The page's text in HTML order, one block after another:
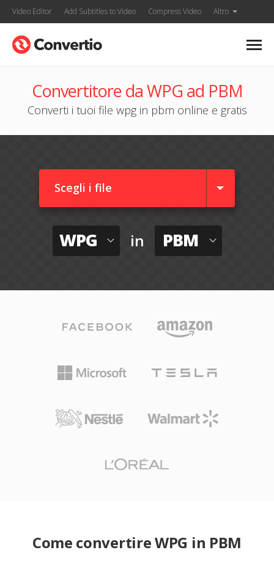
Video Editor Add Subtitles to Video Compress Video Altro
Convertitore da WPG ad PBM
Converti i tuoi file wpg in pbm online e gratis
Scegli i file
WPG in PBM
Come convertire WPG in PBM